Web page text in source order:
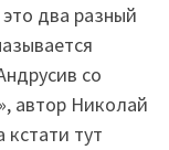
два разный
со
автор Николай
тут